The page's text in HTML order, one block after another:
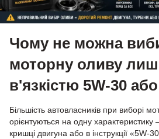
Чому не можна
моторну оливу
в'язкістю 5W-30
Більшість автовласників при виборі
орієнтуються на одну характеристику
кришці двигуна або в інструкції